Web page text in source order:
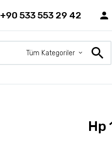
+90 533 553 29 42
Tüm Kategoriler
Hp